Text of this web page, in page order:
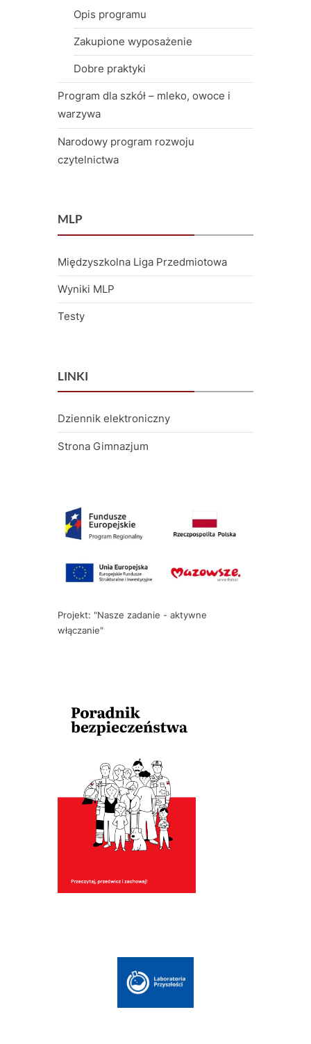
Opis programu
Zakupione wyposażenie
Dobre praktyki
Program dla szkół – mleko, owoce i
warzywa
Narodowy program rozwoju
czytelnictwa
MLP
Międzyszkolna Liga Przedmiotowa
Wyniki MLP
Testy
LINKI
Dziennik elektroniczny
Strona Gimnazjum
Projekt: "Nasze zadanie - aktywne
włączanie"